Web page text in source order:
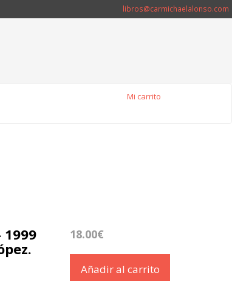
libros@carmichaelalonso.com
Mi carrito
18.00€
Añadir al carrito